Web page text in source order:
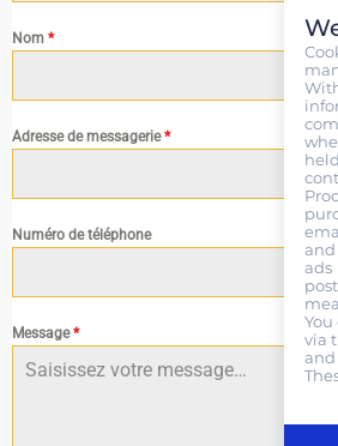
Nom *
Adresse de messagerie*
Numéro de téléphone
Message*
via